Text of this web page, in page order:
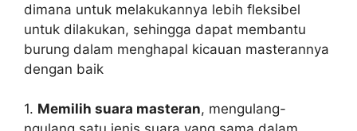
dimana untuk melakukannya lebih fleksibel
untuk dilakukan, sehingga dapat membantu
burung dalam menghapal kicauan masterannya
dengan baik
1. Memilih suara masteran, mengulang-